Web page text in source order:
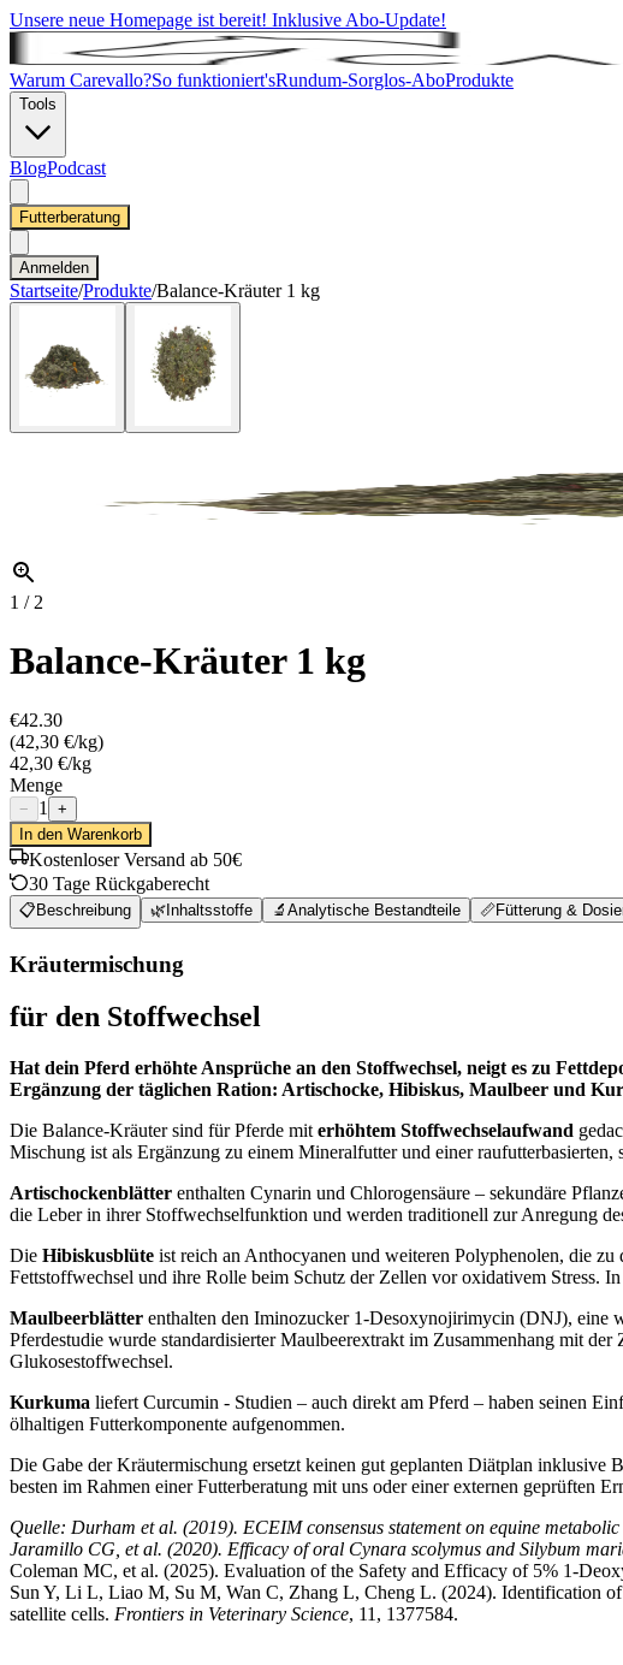
Unsere neue Homepage ist bereit! Inklusive Abo-Update!
Warum Carevallo?So funktioniert'sRundum-Sorglos-AboProdukte
Tools
BlogPodcast
Futterberatung
Anmelden
Startseite/Produkte/Balance-Kräuter 1 kg
1 / 2
Balance-Kräuter 1 kg
€42.30
(42,30 €/kg)
42,30 €/kg
Menge
− 1
+
In den Warenkorb
Kostenloser Versand ab 50€
30 Tage Rückgaberecht
📋 Beschreibung 🌿 Inhaltsstoffe 🔬 Analytische Bestandteile 📏Fütterung &
Kräutermischung
für den Stoffwechsel
Hat dein Pferd erhöhte Ansprüche an den Stoffwechsel, neigt es zu
Ergänzung der täglichen Ration: Artischocke, Hibiskus, Maulbeer und
Die Balance-Kräuter sind für Pferde mit erhöhtem Stoffwechselaufwand
Mischung ist als Ergänzung zu einem Mineralfutter und einer raufutterbasierten,
Artischockenblätter enthalten Cynarin und Chlorogensäure – sekundäre
die Leber in ihrer Stoffwechselfunktion und werden traditionell zur Anregung
Die Hibiskusblüte ist reich an Anthocyanen und weiteren Polyphenolen, die
Fettstoffwechsel und ihre Rolle beim Schutz der Zellen vor oxidativem Stress.
Maulbeerblätter enthalten den Iminozucker 1-Desoxynojirimycin (DNJ), eine
Pferdestudie wurde standardisierter Maulbeerextrakt im Zusammenhang mit
Glukosestoffwechsel.
Kurkuma liefert Curcumin - Studien – auch direkt am Pferd – haben seinen
ölhaltigen Futterkomponente aufgenommen.
Die Gabe der Kräutermischung ersetzt keinen gut geplanten Diätplan inklusive
besten im Rahmen einer Futterberatung mit uns oder einer externen geprüften
Quelle: Durham et al. (2019). ECEIM consensus statement on equine
Jaramillo CG, et al. (2020). Efficacy of oral Cynara scolymus and Silybum
Coleman MC, et al. (2025). Evaluation of the Safety and Efficacy of 5% 1-
Sun Y, Li L, Liao M, Su M, Wan C, Zhang L, Cheng L. (2024). Identification
satellite cells. Frontiers in Veterinary Science, 11, 1377584.